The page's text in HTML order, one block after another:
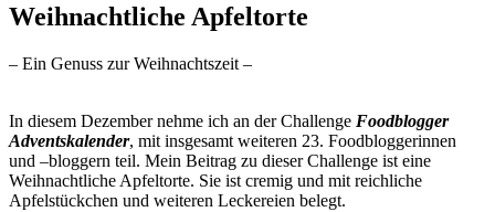
Weihnachtliche Apfeltorte
– Ein Genuss zur Weihnachtszeit –
In diesem Dezember nehme ich an der Challenge Foodblogger
Adventskalender, mit insgesamt weiteren 23. Foodbloggerinnen
und –bloggern teil. Mein Beitrag zu dieser Challenge ist eine
Weihnachtliche Apfeltorte. Sie ist cremig und mit reichliche
Apfelstückchen und weiteren Leckereien belegt.